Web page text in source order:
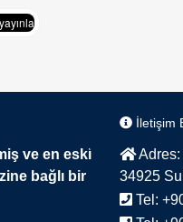
ve en eski
bağlı bir
İletişim
Adres:
34925
Tel: